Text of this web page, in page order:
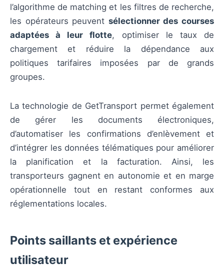
l’algorithme de matching et les filtres de recherche,
les opérateurs peuvent sélectionner des courses
adaptées à leur flotte, optimiser le taux de
chargement et réduire la dépendance aux
politiques tarifaires imposées par de grands
groupes.
La technologie de GetTransport permet également
de gérer les documents électroniques,
d’automatiser les confirmations d’enlèvement et
d’intégrer les données télématiques pour améliorer
la planification et la facturation. Ainsi, les
transporteurs gagnent en autonomie et en marge
opérationnelle tout en restant conformes aux
réglementations locales.
Points saillants et expérience
utilisateur